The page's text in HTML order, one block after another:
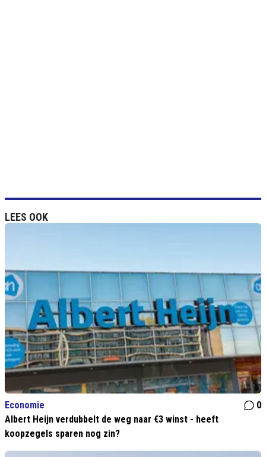
LEES OOK
Economie
0
Albert Heijn verdubbelt de weg naar €3 winst - heeft
koopzegels sparen nog zin?